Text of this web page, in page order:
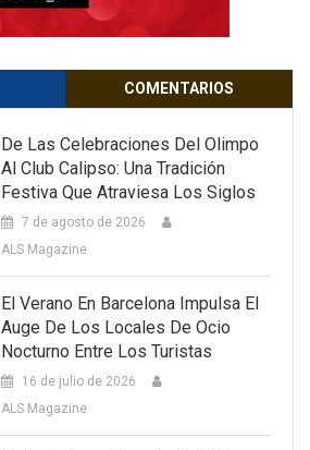
COMENTARIOS
De Las Celebraciones Del Olimpo
Al Club Calipso: Una Tradición
Festiva Que Atraviesa Los Siglos
7 de agosto de 2026
ALS Magazine
El Verano En Barcelona Impulsa El
Auge De Los Locales De Ocio
Nocturno Entre Los Turistas
16 de julio de 2026
ALS Magazine